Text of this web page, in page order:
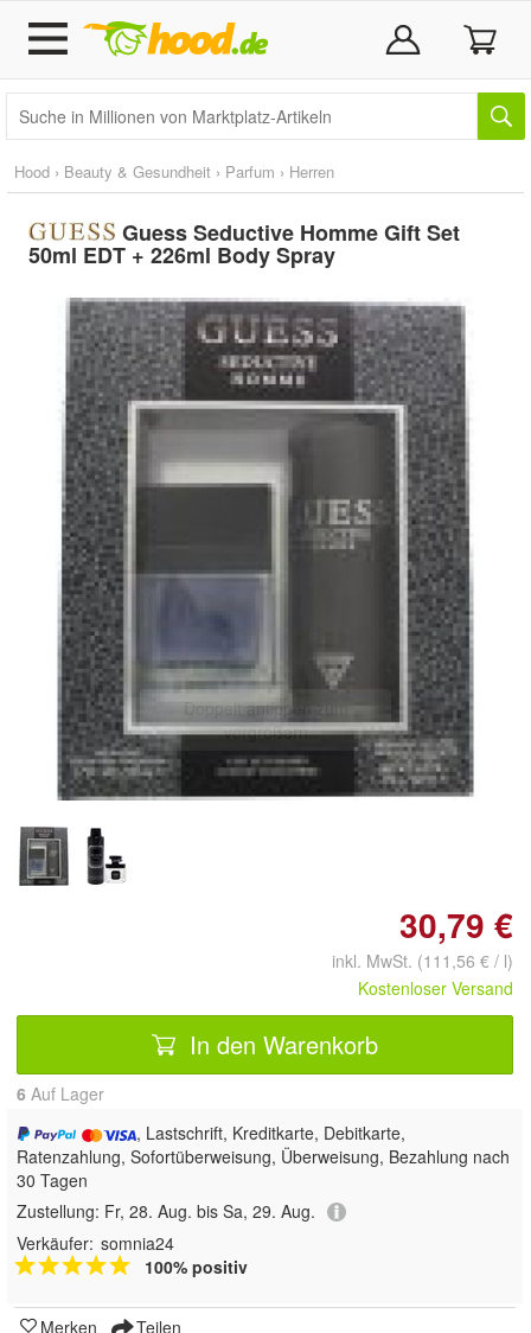
Hood › Beauty & Gesundheit › Parfum › Herren
Guess Seductive Homme Gift Set
50ml EDT + 226ml Body Spray
Doppelt antippen zum
vergrößern
30,79 €
inkl. MwSt. (111,56 € / l)
Kostenloser Versand
In den Warenkorb
6 Auf Lager
, Lastschrift, Kreditkarte, Debitkarte,
Ratenzahlung, Sofortüberweisung, Überweisung, Bezahlung nach
30 Tagen
Zustellung: Fr, 28. Aug. bis Sa, 29. Aug.
Verkäufer: somnia24
100% positiv
Merken Teilen